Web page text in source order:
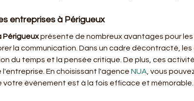
entreprises à Périgueux
Périgueux présente de nombreux avantages pour
la communication. Dans un cadre décontracté,
du temps et la pensée critique. De plus, ces
En choisissant l'agence NUA , vous
événement est à la fois efficace et mémorable.